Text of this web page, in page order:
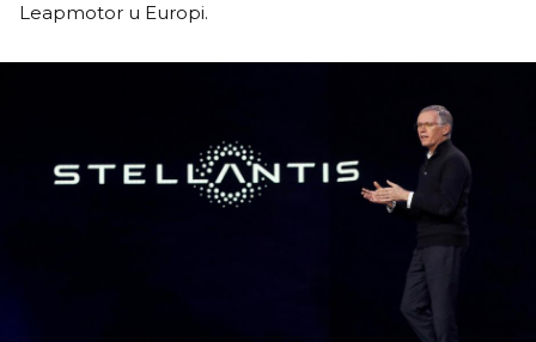
Leapmotor u Europi.